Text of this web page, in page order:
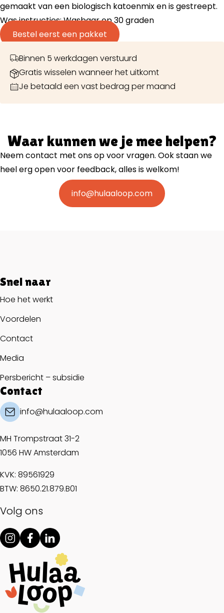
gemaakt van een biologisch katoenmix en is gestreept.
Was instructies: Wasbaar op 30 graden
Bestel eerst een pakket
Binnen 5 werkdagen verstuurd
Gratis wisselen wanneer het uitkomt
Je betaald een vast bedrag per maand
Waar kunnen we je mee helpen?
Neem contact met ons op voor vragen. Ook staan we
heel erg open voor feedback, alles is welkom!
info@hulaaloop.com
Snel naar
Hoe het werkt
Voordelen
Contact
Media
Persbericht – subsidie
Contact
info@hulaaloop.com
MH Trompstraat 31-2
1056 HW Amsterdam
KVK: 89561929
BTW: 8650.21.879.B01
Volg ons